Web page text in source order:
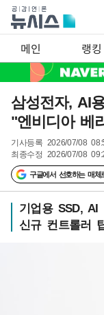
메인 랭킹
삼성전자, AI
"엔비디아 베
기사등록 2026/07/08
최종수정 2026/07/08
구글에서 선호하는 매체
기업용 SSD, AI
신규 컨트롤러